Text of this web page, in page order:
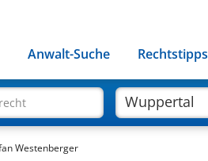
Anwalt-Suche Rechtstipps
Westenberger